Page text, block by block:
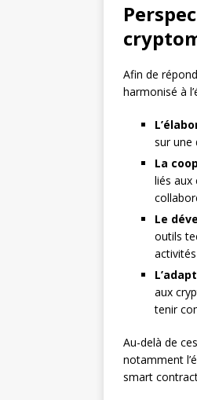
Afin de
harmonisé à
sur une
La
liés aux
Le
outils
aux
tenir
Au-delà de
notamment
smart